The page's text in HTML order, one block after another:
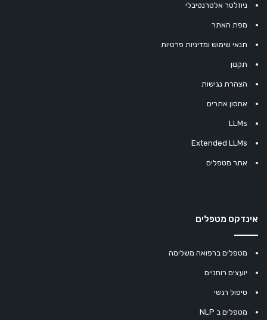
ניוזלטר אלטרנטיבלי
מפת האתר
תנאי שימוש ומדיניות פרטיות
תקנון
הצהרת נגישות
אחסון אתרים
LLMs
Extended LLMs
אתר מטפלים
אינדקס מטפלים
מטפלים ברפואה משלימה
יועצים רוחניים
טיפול רגשי
מטפלים ב NLP